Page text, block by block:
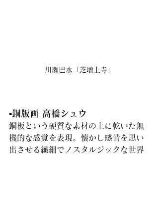
川瀬巴水「芝増上寺」
▪️銅版画 高橋シュウ
銅板という硬質な素材の上に乾いた無
機的な感覚を表現。懐かし感情を思い
出させる繊細でノスタルジックな世界